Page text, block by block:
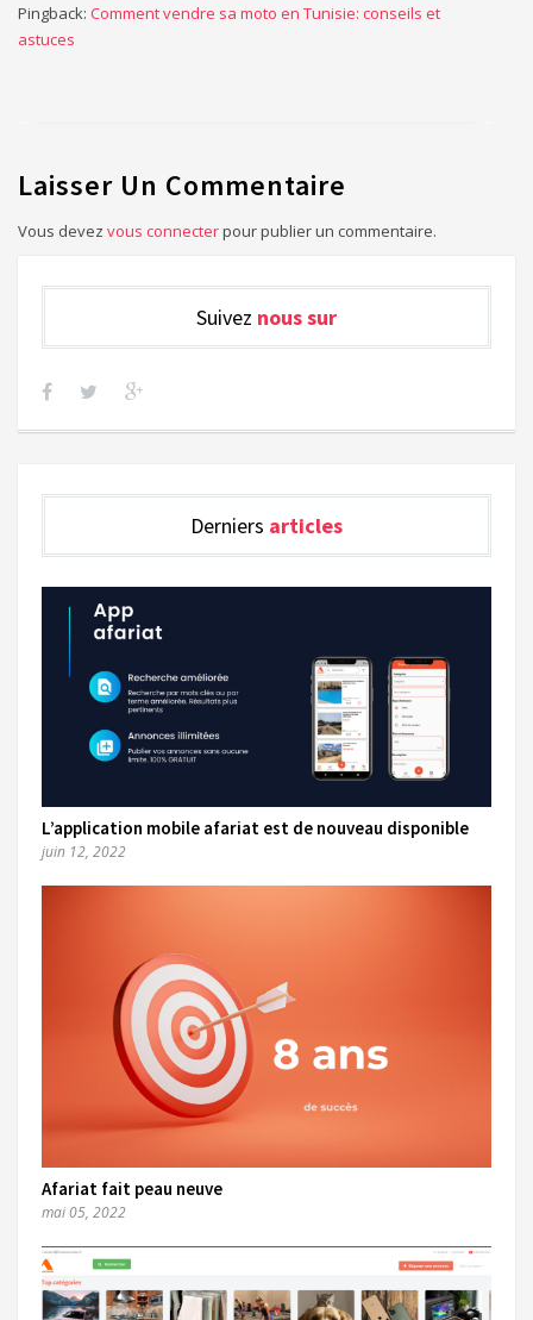
Pingback: Comment vendre sa moto en Tunisie: conseils et
astuces
Laisser Un Commentaire
Vous devez vous connecterpour publier un commentaire.
Suivez nous sur
Derniers articles
L’application mobile afariat est de nouveau disponible
juin 12, 2022
Afariat fait peau neuve
mai 05, 2022